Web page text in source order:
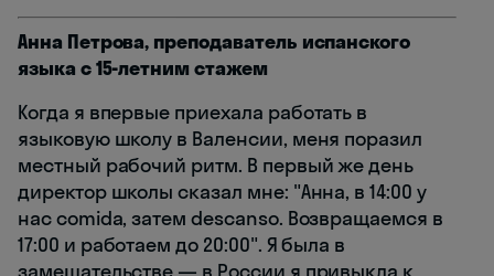
Анна Петрова, преподаватель испанского
языка с 15-летним стажем
Когда я впервые приехала работать в
языковую школу в Валенсии, меня поразил
местный рабочий ритм. В первый же день
директор школы сказал мне: "Анна, в 14:00 у
нас comida, затем descanso. Возвращаемся в
17:00 и работаем до 20:00". Я была в